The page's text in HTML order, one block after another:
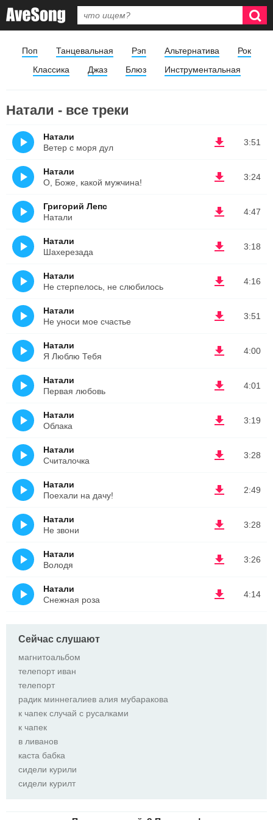
Поп Танцевальная Рэп Альтернатива
Рок
Классика
Джаз Блюз Инструментальная
Натали - все треки
3:51
Натали
Ветер с моря дул
3:24
Натали
О, Боже, какой мужчина!
4:47
Григорий Лепс
Натали
3:18
Натали
Шахерезада
4:16
Натали
Не стерпелось, не слюбилось
3:51
Натали
Не уноси мое счастье
4:00
Натали
Я Люблю Тебя
4:01
Натали
Первая любовь
3:19
Натали
Облака
3:28
Натали
Считалочка
2:49
Натали
Поехали на дачу!
3:28
Натали
Не звони
3:26
Натали
Володя
4:14
Натали
Снежная роза
Сейчас слушают
магнитоальбом
телепорт иван
телепорт
радик миннегалиев алия мубаракова
к чапек случай с русалками
к чапек
в ливанов
каста бабка
сидели курили
сидели курилт